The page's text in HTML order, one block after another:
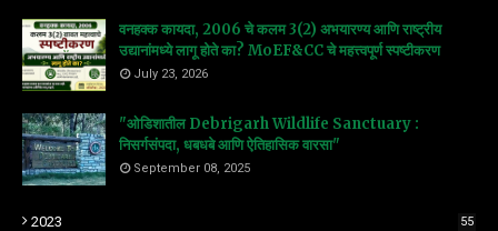
वनहक्क कायदा, 2006 चे कलम 3(2) अभयारण्य आणि राष्ट्रीय
उद्यानांमध्ये लागू होते का? MoEF&CC चे महत्त्वपूर्ण स्पष्टीकरण
July 23, 2026
"ओडिशातील Debrigarh Wildlife Sanctuary :
निसर्गसंपदा, धबधबे आणि ऐतिहासिक वारसा"
September 08, 2025
2023
55